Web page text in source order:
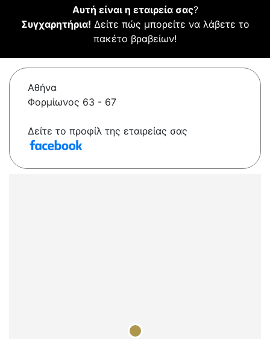
Αυτή είναι η εταιρεία σας?
Συγχαρητήρια! Δείτε πώς μπορείτε να λάβετε το
πακέτο βραβείων!
Αθήνα
Φορμίωνος 63 - 67
Δείτε το προφίλ της εταιρείας σας